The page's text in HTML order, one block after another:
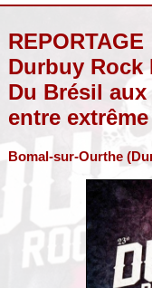
REPORTAGE
Durbuy Rock
Du Brésil
entre
Bomal-sur-Ourthe